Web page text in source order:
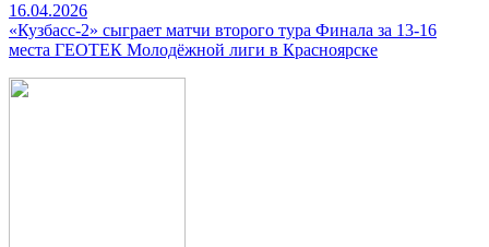
16.04.2026
«Кузбасс-2» сыграет матчи второго тура Финала за 13-16
места ГЕОТЕК Молодёжной лиги в Красноярске